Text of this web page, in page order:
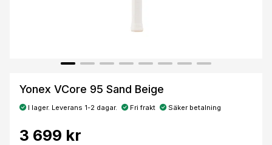
Yonex VCore 95 Sand Beige
I lager. Leverans 1-2 dagar. Fri frakt Säker betalning
3 699 kr